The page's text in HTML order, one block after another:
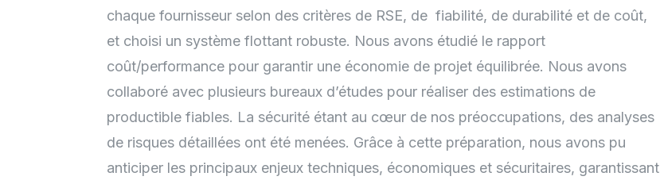
chaque fournisseur selon des critères de RSE, de fiabilité, de durabilité et de coût,
et choisi un système flottant robuste. Nous avons étudié le rapport
coût/performance pour garantir une économie de projet équilibrée. Nous avons
collaboré avec plusieurs bureaux d’études pour réaliser des estimations de
productible fiables. La sécurité étant au cœur de nos préoccupations, des analyses
de risques détaillées ont été menées. Grâce à cette préparation, nous avons pu
anticiper les principaux enjeux techniques, économiques et sécuritaires, garantissant